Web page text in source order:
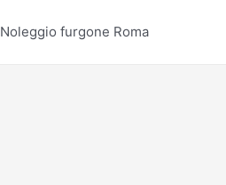
Noleggio furgone Roma